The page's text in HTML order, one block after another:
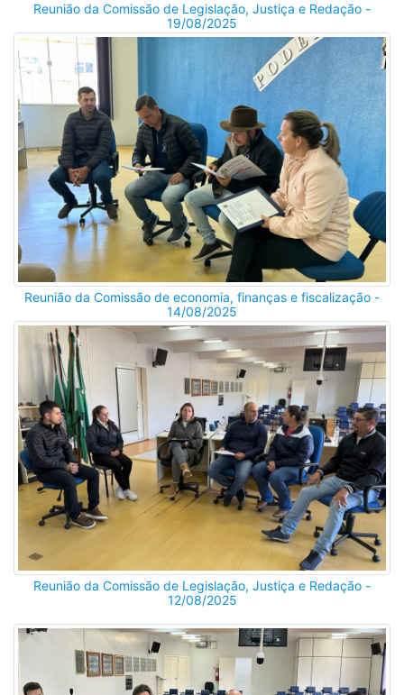
Reunião da Comissão de Legislação, Justiça e Redação -
19/08/2025
Reunião da Comissão de economia, finanças e fiscalização -
14/08/2025
Reunião da Comissão de Legislação, Justiça e Redação -
12/08/2025